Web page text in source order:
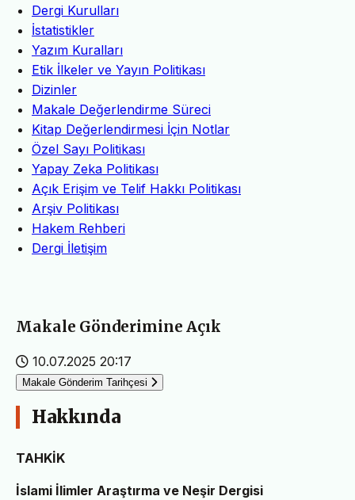
Dergi Kurulları
İstatistikler
Yazım Kuralları
Etik İlkeler ve Yayın Politikası
Dizinler
Makale Değerlendirme Süreci
Kitap Değerlendirmesi İçin Notlar
Özel Sayı Politikası
Yapay Zeka Politikası
Açık Erişim ve Telif Hakkı Politikası
Arşiv Politikası
Hakem Rehberi
Dergi İletişim
Makale Gönderimine Açık
10.07.2025 20:17
Makale Gönderim Tarihçesi
Hakkında
TAHKİK
İslami İlimler Araştırma ve Neşir Dergisi